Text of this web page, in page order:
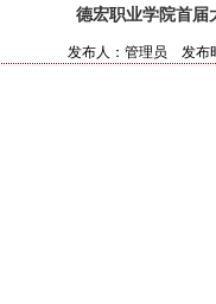
德宏职业学院首届
发布人：管理员 发布